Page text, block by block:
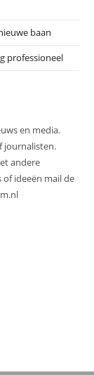
baan
professioneel
en media.
journalisten.
andere
ideeën mail de